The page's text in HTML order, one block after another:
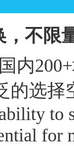
，不限
内
的选择
to